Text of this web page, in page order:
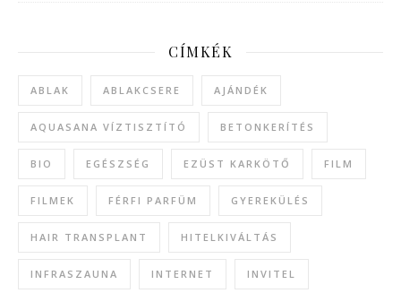
CÍMKÉK
ABLAK ABLAKCSERE AJÁNDÉK
AQUASANA VÍZTISZTÍTÓ BETONKERÍTÉS
BIO EGÉSZSÉG EZÜST KARKÖTŐ FILM
FILMEK FÉRFI PARFÜM GYEREKÜLÉS
HAIR TRANSPLANT HITELKIVÁLTÁS
INFRASZAUNA INTERNET INVITEL